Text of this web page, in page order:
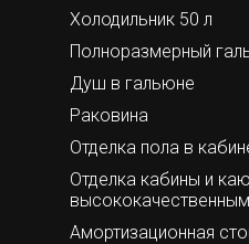
Холодильник 50 л
Полноразмерный
Душ в гальюне
Раковина
Отделка пола в
Отделка кабины и
Амортизационная